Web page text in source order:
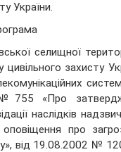
України.
селищної
захисту
№755 «Про
наслідків
про
від 19.08.2002 №